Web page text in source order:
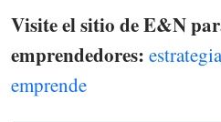
Visite el sitio de E&N
emprendedores:
emprende